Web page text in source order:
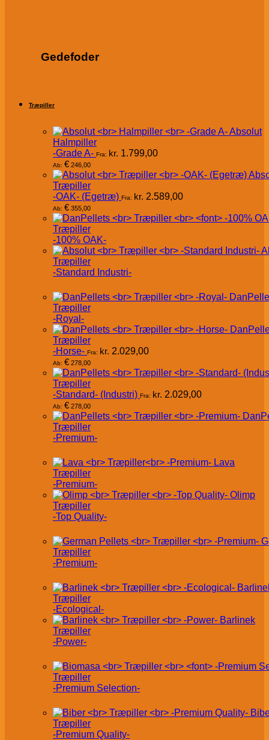
Gedefoder
Træpiller
Absolut
Halmpiller
-Grade A- Fra: kr. 1.799,00
Ab: € 246,00
Træpiller
-OAK- (Egetræ) Fra: kr. 2.589,00
Ab: € 355,00
Træpiller
-100% OAK-
Træpiller
-Standard Industri-
Træpiller
-Royal-
Træpiller
-Horse- Fra: kr. 2.029,00
Ab: € 278,00
Træpiller
-Standard- (Industri) Fra: kr. 2.029,00
Ab: € 278,00
Træpiller
-Premium-
Lava
Træpiller
-Premium-
Olimp
Træpiller
-Top Quality-
Træpiller
-Premium-
Træpiller
-Ecological-
Barlinek
Træpiller
-Power-
Træpiller
-Premium Selection-
Træpiller
-Premium Quality-